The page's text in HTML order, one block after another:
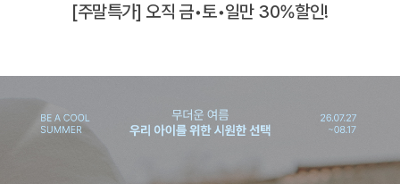
[주말특가] 오직 금•토•일만 30%할인!